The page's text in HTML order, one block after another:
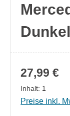
27,99 €
Inhalt: 1
Preise inkl.